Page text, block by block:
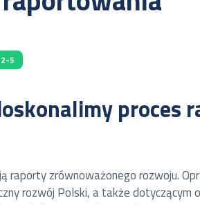
5
proces
raporty zrównoważonego rozwoju.
rozwój Polski, a także dotyczącym